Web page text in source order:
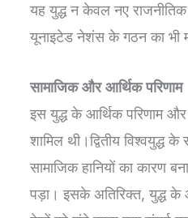
यह युद्ध न केवल नए राजनीतिक
यूनाइटेड नेशंस के गठन का भी
सामाजिक और आर्थिक परिणाम
इस युद्ध के आर्थिक परिणाम
शामिल थी।द्वितीय
सामाजिक हानियों का कारण
पड़ा। इसके अतिरिक्त, युद्ध के